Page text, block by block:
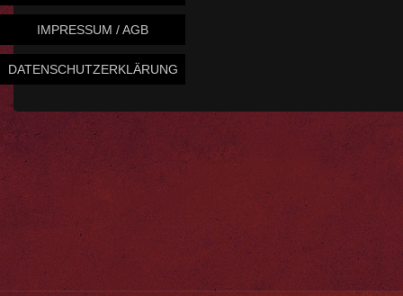
IMPRESSUM / AGB
DATENSCHUTZERKLÄRUNG